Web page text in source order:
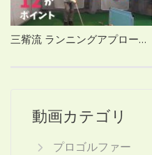
三觜流 ランニングアプローチの距離感はどうだすの？
動画カテゴリ
プロゴルファー